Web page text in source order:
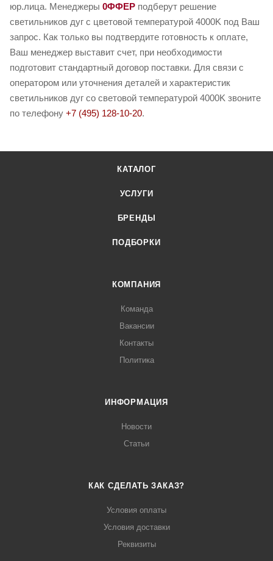
юр.лица. Менеджеры 0ФФЕР подберут решение
светильников дуг с цветовой температурой 4000K под Ваш
запрос. Как только вы подтвердите готовность к оплате,
Ваш менеджер выставит счет, при необходимости
подготовит стандартный договор поставки. Для связи с
оператором или уточнения деталей и характеристик
светильников дуг со световой температурой 4000K звоните
по телефону +7 (495) 128-10-20.
КАТАЛОГ
УСЛУГИ
БРЕНДЫ
ПОДБОРКИ
КОМПАНИЯ
Команда
Вакансии
Контакты
Политика
ИНФОРМАЦИЯ
Новости
Статьи
КАК СДЕЛАТЬ ЗАКАЗ?
Условия оплаты
Условия доставки
Реквизиты